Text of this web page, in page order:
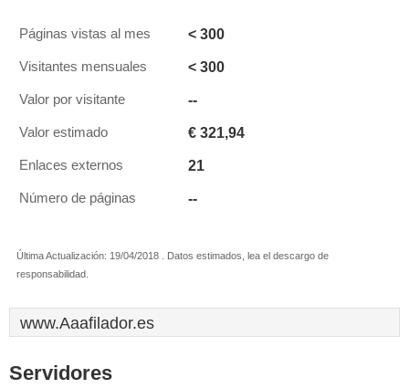
Páginas vistas al mes < 300
Visitantes mensuales < 300
Valor por visitante --
Valor estimado € 321,94
Enlaces externos 21
Número de páginas --
Última Actualización: 19/04/2018 . Datos estimados, lea el descargo de
responsabilidad.
www.Aaafilador.es
Servidores